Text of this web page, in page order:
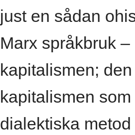
just en sådan
Marx språkbruk
kapitalismen;
kapitalismen
dialektiska